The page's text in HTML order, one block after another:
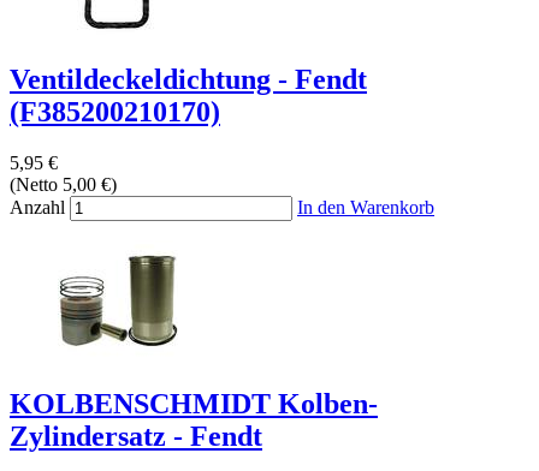
Ventildeckeldichtung - Fendt
(F385200210170)
5,95 €
(Netto 5,00 €)
Anzahl
In den Warenkorb
KOLBENSCHMIDT Kolben-
Zylindersatz - Fendt